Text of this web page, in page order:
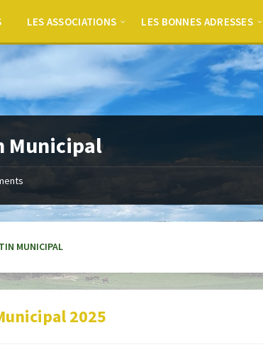
LES ASSOCIATIONS LES BONNES ADRESSES
Municipal
MUNICIPAL
2025